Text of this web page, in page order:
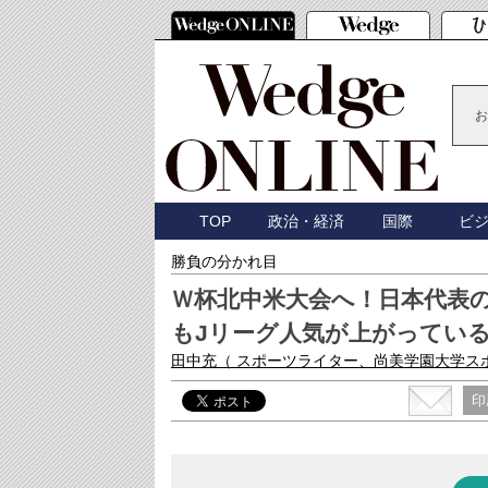
TOP 政治・経済 国際 ビ
勝負の分かれ目
Ｗ杯北中米大会へ！日本代
もJリーグ人気が上がってい
田中充 （ スポーツライター、尚美学園大学